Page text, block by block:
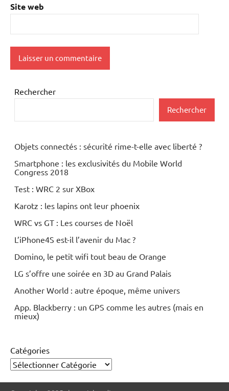
Site web
Rechercher
Rechercher
Objets connectés : sécurité rime-t-elle avec liberté ?
Smartphone : les exclusivités du Mobile World
Congress 2018
Test : WRC 2 sur XBox
Karotz : les lapins ont leur phoenix
WRC vs GT : Les courses de Noël
L’iPhone4S est-il l’avenir du Mac ?
Domino, le petit wifi tout beau de Orange
LG s’offre une soirée en 3D au Grand Palais
Another World : autre époque, même univers
App. Blackberry : un GPS comme les autres (mais en
mieux)
Catégories